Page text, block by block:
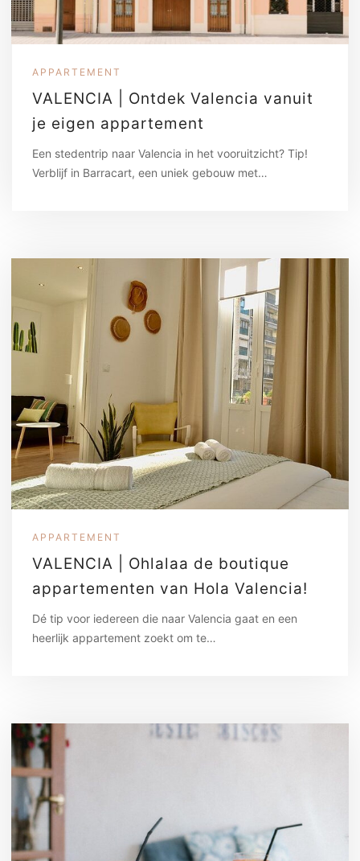
APPARTEMENT
VALENCIA | Ontdek Valencia vanuit
je eigen appartement
Een stedentrip naar Valencia in het vooruitzicht? Tip!
Verblijf in Barracart, een uniek gebouw met…
APPARTEMENT
VALENCIA | Ohlalaa de boutique
appartementen van Hola Valencia!
Dé tip voor iedereen die naar Valencia gaat en een
heerlijk appartement zoekt om te…